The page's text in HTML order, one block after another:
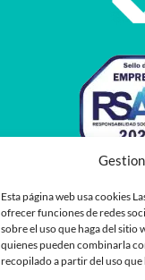
Esta página web usa cookies
ofrecer funciones de redes
sobre el uso que haga del sitio
quienes pueden combinarla
recopilado a partir del uso que